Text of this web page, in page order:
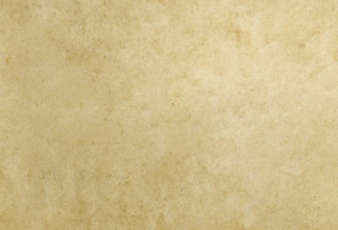
Fantasy
Games
Recensioni
Libri e fumetti